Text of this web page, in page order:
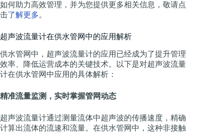
如何助力高效管理，并为您提供更多相关信息，敬请点
击了解更多。
超声波流量计在供水管网中的应用解析
供水管网中，超声波流量计的应用已经成为了提升管理
效率、降低运营成本的关键技术。以下是对超声波流量
计在供水管网中应用的具体解析：
精准流量监测，实时掌握管网动态
超声波流量计通过测量流体中超声波的传播速度，精确
计算出流体的流速和流量。在供水管网中，这种非接触